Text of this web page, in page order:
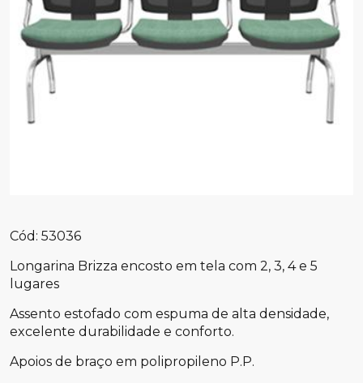
Cód: 53036
Longarina Brizza encosto em tela com 2, 3, 4 e 5
lugares
Assento estofado com espuma de alta densidade,
excelente durabilidade e conforto.
Apoios de braço em polipropileno P.P.